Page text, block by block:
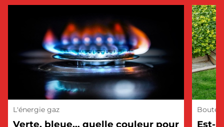
L'énergie gaz
Verte, bleue… quelle couleur pour
Est-